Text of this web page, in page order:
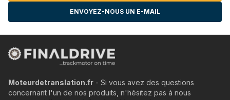
ENVOYEZ-NOUS UN E-MAIL
Moteurdetranslation.fr - Si vous avez des questions
concernant l'un de nos produits, n'hésitez pas à nous